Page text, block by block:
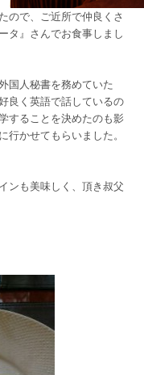
ので、ご近所で仲良くさ
タ』さんでお食事しまし
国人秘書を務めていた
良く英語で話しているの
することを決めたのも影
行かせてもらいました。
ンも美味しく、頂き叔父